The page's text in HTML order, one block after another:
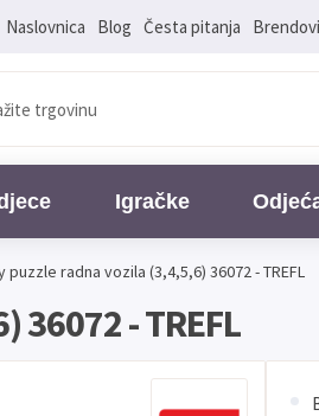
Naslovnica Blog Česta pitanja Brendovi
Igračke
puzzle radna vozila (3,4,5,6) 36072 - TREFL
36072 - TREFL